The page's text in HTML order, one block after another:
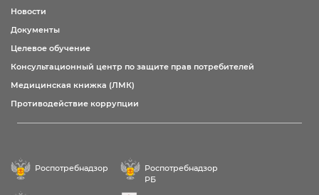
Новости
Документы
Целевое обучение
Консультационный центр по защите прав потребителей
Медицинская книжка (ЛМК)
Противодействие коррупции
Роспотребнадзор
Роспотребнадзор
РБ